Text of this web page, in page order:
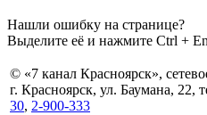
Нашли ошибку на странице?
Выделите её и нажмите Ctrl +
© «7 канал Красноярск»,
г. Красноярск, ул. Баумана, 22,
30, 2-900-333